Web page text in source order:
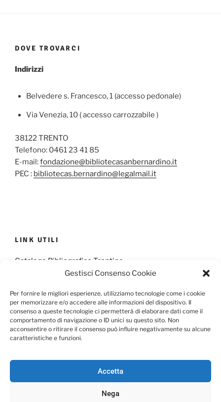
Gestisci Consenso Cookie
Per fornire le migliori esperienze, utilizziamo tecnologie come i cookie
per memorizzare e/o accedere alle informazioni del dispositivo. Il
consenso a queste tecnologie ci permetterà di elaborare dati come il
comportamento di navigazione o ID unici su questo sito. Non
acconsentire o ritirare il consenso può influire negativamente su alcune
caratteristiche e funzioni.
Accetta
Nega
DOVE TROVARCI
Indirizzi
Belvedere s. Francesco, 1 (accesso pedonale)
Via Venezia, 10 ( accesso carrozzabile )
38122 TRENTO
Telefono: 0461 23 41 85
E-mail:fondazione@bibliotecasanbernardino.it
PEC : bibliotecas.bernardino@legalmail.it
LINK UTILI
Catalogo Bibliografico Trentino
Cookie Policy Privacy Policy